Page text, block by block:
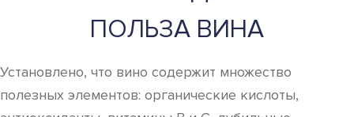
ПОЛЬЗА ВИНА
Установлено, что вино содержит множество
полезных элементов: органические кислоты,